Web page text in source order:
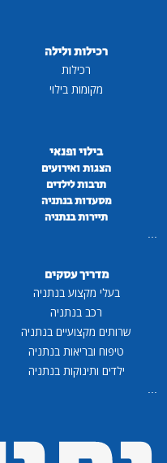
רכילות ולילה
רכילות
מקומות בילוי
בילוי ופנאי
הצגות ואירועים
תרבות לילדים
מסעדות בנתניה
תיירות בנתניה
...
מדריך עסקים
בעלי מקצוע בנתניה
רכב בנתניה
שרותים מקצועיים בנתניה
טיפוח ובריאות בנתניה
ילדים ותינוקות בנתניה
...